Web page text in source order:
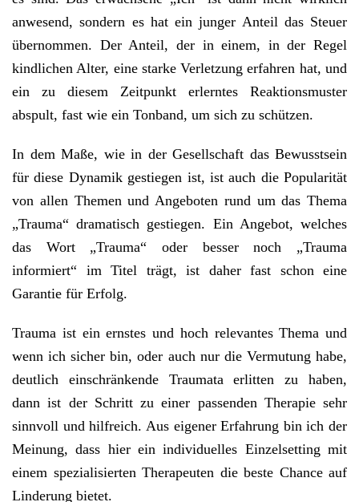
anwesend, sondern es hat ein junger Anteil das Steuer
übernommen. Der Anteil, der in einem, in der Regel
kindlichen Alter, eine starke Verletzung erfahren hat, und
ein zu diesem Zeitpunkt erlerntes Reaktionsmuster
abspult, fast wie ein Tonband, um sich zu schützen.
In dem Maße, wie in der Gesellschaft das Bewusstsein
für diese Dynamik gestiegen ist, ist auch die Popularität
von allen Themen und Angeboten rund um das Thema
„Trauma“ dramatisch gestiegen. Ein Angebot, welches
das Wort „Trauma“ oder besser noch „Trauma
informiert“ im Titel trägt, ist daher fast schon eine
Garantie für Erfolg.
Trauma ist ein ernstes und hoch relevantes Thema und
wenn ich sicher bin, oder auch nur die Vermutung habe,
deutlich einschränkende Traumata erlitten zu haben,
dann ist der Schritt zu einer passenden Therapie sehr
sinnvoll und hilfreich. Aus eigener Erfahrung bin ich der
Meinung, dass hier ein individuelles Einzelsetting mit
einem spezialisierten Therapeuten die beste Chance auf
Linderung bietet.